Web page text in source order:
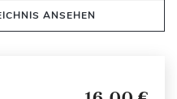
ANSEHEN